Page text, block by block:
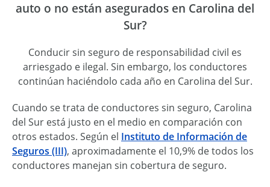
auto o no están asegurados en Carolina del
Sur?
Conducir sin seguro de responsabilidad civil es
arriesgado e ilegal. Sin embargo, los conductores
continúan haciéndolo cada año en Carolina del Sur.
Cuando se trata de conductores sin seguro, Carolina
del Sur está justo en el medio en comparación con
otros estados. Según el Instituto de Información de
Seguros (III), aproximadamente el 10,9% de todos los
conductores manejan sin cobertura de seguro.